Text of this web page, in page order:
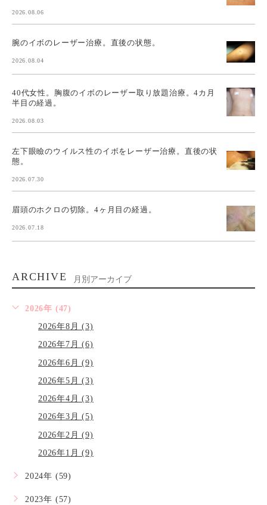
2026.08.06
腕のイボのレーザー治療。直後の状態。
2026.08.04
40代女性。胸腹のイボのレーザー取り放題治療。4カ月
半目の経過。
2026.08.03
左下眼瞼のウイルス性のイボをレーザー治療。直後の状
態。
2026.07.30
眉頭のホクロの切除。4ヶ月目の経過。
2026.07.18
ARCHIVE 月別アーカイブ
2026年 (47)
2026年8月 (3)
2026年7月 (6)
2026年6月 (9)
2026年5月 (3)
2026年4月 (3)
2026年3月 (5)
2026年2月 (9)
2026年1月 (9)
2024年 (59)
2023年 (57)